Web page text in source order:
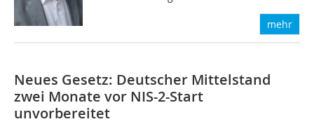
mehr
Neues Gesetz: Deutscher Mittelstand
zwei Monate vor NIS-2-Start
unvorbereitet